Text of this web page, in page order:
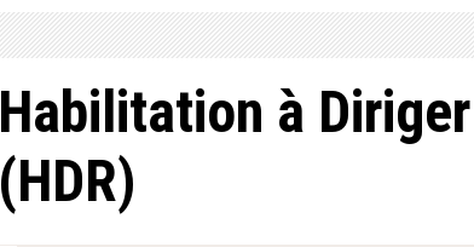
Habilitation à
(HDR)